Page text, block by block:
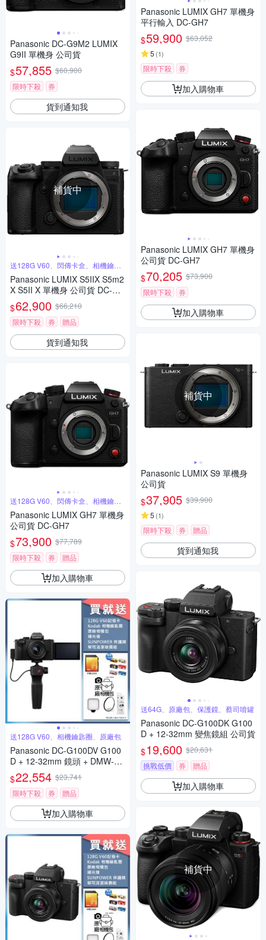
Panasonic DC-G9M2 LUMIX
G9II 單機身 公司貨
$57,855 $60,900
限時下殺
券
貨到通知我
補貨中
送128G V60、閃傳卡盒、相機鑰匙
圈
Panasonic LUMIX S5IIX S5m2
X S5II X 單機身 公司貨 DC-S5
M2X
$62,900 $66,210
限時下殺
券 贈品
貨到通知我
送128G V60、閃傳卡盒、相機鑰匙
圈
Panasonic LUMIX GH7 單機身
公司貨 DC-GH7
$73,900 $77,789
限時下殺
券 贈品
加入購物車
送128G V60、相機鑰匙圈、原廠包
Panasonic DC-G100DV G100
D + 12-32mm 鏡頭 + DMW-SH
GR2 三腳架握把組 公司貨
$22,554 $23,741
限時下殺
券 贈品
加入購物車
Panasonic LUMIX GH7 單機身
平行輸入 DC-GH7
$59,900 $63,052
5 (1)
限時下殺 券
加入購物車
Panasonic LUMIX GH7 單機身
公司貨 DC-GH7
$70,205 $73,900
限時下殺
券
加入購物車
補貨中
Panasonic LUMIX S9 單機身
公司貨
$37,905 $39,900
5 (1)
限時下殺 券 贈品
貨到通知我
送64G、原廠包、保護鏡、蔡司噴罐
Panasonic DC-G100DK G100
D + 12-32mm 變焦鏡組 公司貨
$19,600 $20,631
挑戰低價
券 贈品
加入購物車
補貨中